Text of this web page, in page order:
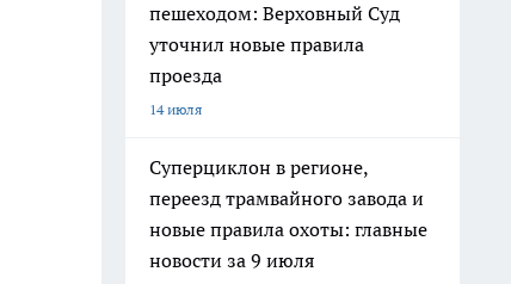
пешеходом: Верховный Суд
уточнил новые правила
проезда
14 июля
Суперциклон в регионе,
переезд трамвайного завода и
новые правила охоты: главные
новости за 9 июля